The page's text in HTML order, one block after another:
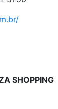
SHOPPING